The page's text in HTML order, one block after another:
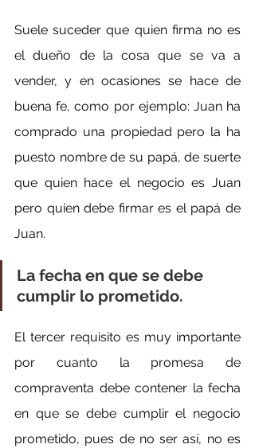
Suele suceder que quien firma no es
el dueño de la cosa que se va a
vender, y en ocasiones se hace de
buena fe, como por ejemplo: Juan ha
comprado una propiedad pero la ha
puesto nombre de su papá, de suerte
que quien hace el negocio es Juan
pero quien debe firmar es el papá de
Juan.
La fecha en que se debe
cumplir lo prometido.
El tercer requisito es muy importante
por cuanto la promesa de
compraventa debe contener la fecha
en que se debe cumplir el negocio
prometido, pues de no ser así, no es